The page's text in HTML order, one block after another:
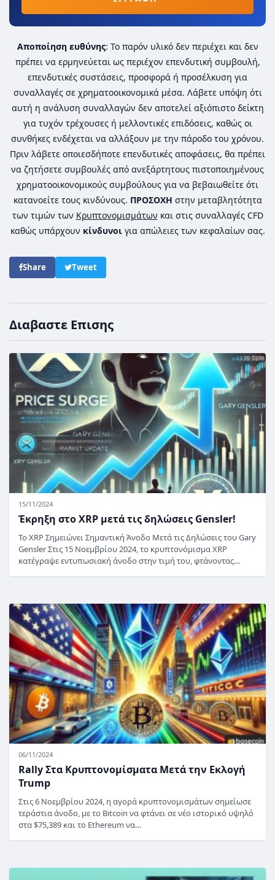
Αποποίηση ευθύνης: Το παρόν υλικό δεν περιέχει και δεν
πρέπει να ερμηνεύεται ως περιέχον επενδυτική συμβουλή,
επενδυτικές συστάσεις, προσφορά ή προσέλκυση για
συναλλαγές σε χρηματοοικονομικά μέσα. Λάβετε υπόψη ότι
αυτή η ανάλυση συναλλαγών δεν αποτελεί αξιόπιστο δείκτη
για τυχόν τρέχουσες ή μελλοντικές επιδόσεις, καθώς οι
συνθήκες ενδέχεται να αλλάξουν με την πάροδο του χρόνου.
Πριν λάβετε οποιεσδήποτε επενδυτικές αποφάσεις, θα πρέπει
να ζητήσετε συμβουλές από ανεξάρτητους πιστοποιημένους
χρηματοοικονομικούς συμβούλους για να βεβαιωθείτε ότι
κατανοείτε τους κινδύνους. ΠΡΟΣΟΧΗ στην μεταβλητότητα
των τιμών των Κρυπτονομισμάτων και στις συναλλαγές CFD
καθώς υπάρχουν κίνδυνοιγια απώλειες των κεφαλαίων σας.
Share Tweet
Διαβαστε Επισης
15/11/2024
Έκρηξη στο XRP μετά τις δηλώσεις Gensler!
Το XRP Σημειώνει Σημαντική Άνοδο Μετά τις Δηλώσεις του Gary
Gensler Στις 15 Νοεμβρίου 2024, το κρυπτονόμισμα XRP
κατέγραψε εντυπωσιακή άνοδο στην τιμή του, φτάνοντας…
06/11/2024
Rally Στα Κρυπτονομίσματα Μετά την Εκλογή
Trump
Στις 6 Νοεμβρίου 2024, η αγορά κρυπτονομισμάτων σημείωσε
τεράστια άνοδο, με το Bitcoin να φτάνει σε νέο ιστορικό υψηλό
στα $75,389 και το Ethereum να…